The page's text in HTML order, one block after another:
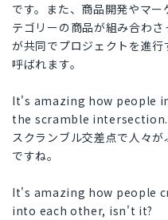
です。また、商品開発やマ
テゴリーの商品が組み合わ
が共同でプロジェクトを進
呼ばれます。
It's amazing how people
the scramble intersection.
スクランブル交差点で人々
ですね。
It's amazing how people
into each other, isn't it?